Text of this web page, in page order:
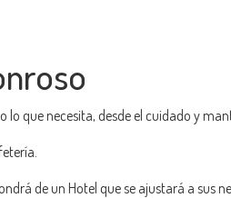
lo que necesita, desde el cuidado y
de un Hotel que se ajustará a sus